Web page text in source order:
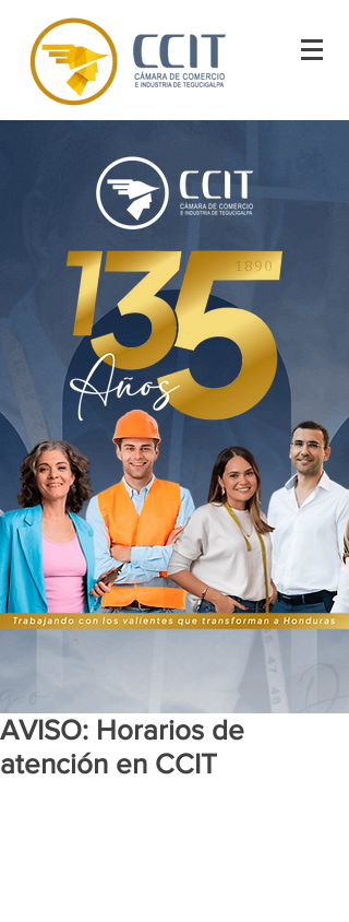
AVISO: Horarios de
atención en CCIT